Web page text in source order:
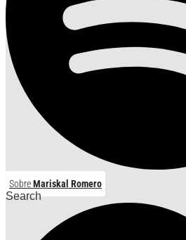
SobreMariskal Romero
Search